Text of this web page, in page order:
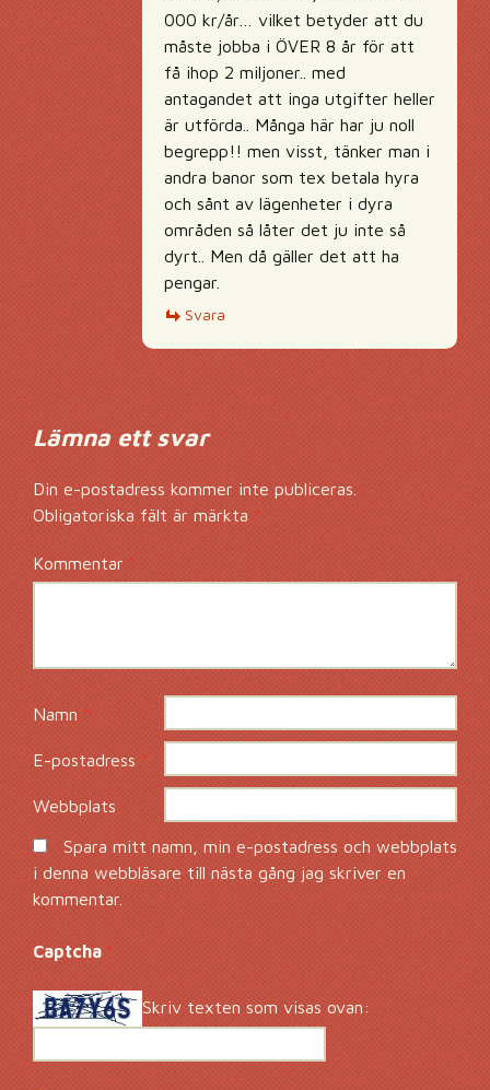
000 kr/år… vilket betyder att du
måste jobba i ÖVER 8 år för att
få ihop 2 miljoner.. med
antagandet att inga utgifter heller
är utförda.. Många här har ju noll
begrepp!! men visst, tänker man i
andra banor som tex betala hyra
och sånt av lägenheter i dyra
områden så låter det ju inte så
dyrt.. Men då gäller det att ha
pengar.
Svara
Lämna ett svar
Din e-postadress kommer inte publiceras.
Obligatoriska fält är märkta *
Kommentar*
Namn*
E-postadress*
Webbplats
Spara mitt namn, min e-postadress och webbplats
i denna webbläsare till nästa gång jag skriver en
kommentar.
Captcha *
Skriv texten som visas ovan: